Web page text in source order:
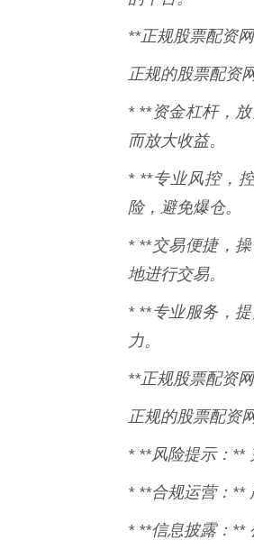
**正规股票配资
正规的股票配资
* **资金杠杆，
而放大收益。
* **专业风控，
险，避免爆仓。
* **交易便捷，
地进行交易。
* **专业服务，
力。
**正规股票配资
正规的股票配资
* **风险提示：**
* **合规运营：**
* **信息披露：**